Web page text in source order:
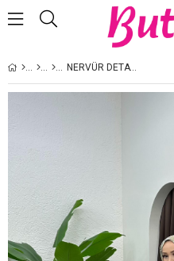
Üye Girişi
NERVÜR DETAYLI HAKI